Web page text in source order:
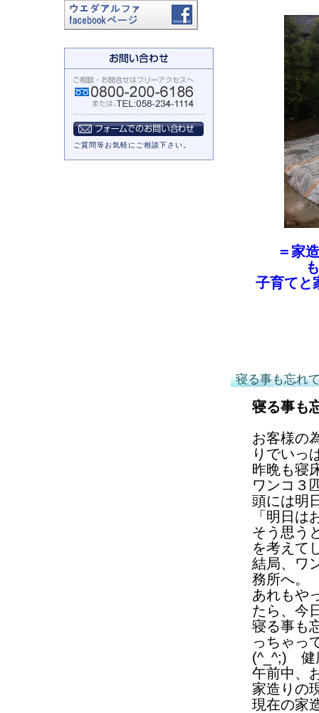
＝家
子育てと
寝る事も忘れ
寝る事も
お客様の
りでいっ
昨晩も寝
ワンコ３
頭には明
「明日
そう思う
を考えて
結局、ワ
務所へ。
あれもや
たら、今
寝る事も
っちゃっ
(^_^;) 健
午前中、
家造りの
現在の家
ご質問等お気軽にご相談下さい。